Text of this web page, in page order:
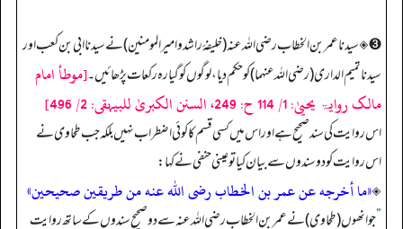
➌ ◈ سیدنا عمر بن الخطاب رضی اللہ عنہ (خلیفۂ راشد و امیر المومنین) نے سیدنا ابی بن کعب اور
سیدنا تمیم الداری (رضی اللہ عنہما) کو حکم دیا، لوگوں کو گیارہ رکعات پڑھائیں۔[موطأ امام
مالک روایۃ یحییٰ: 1/ 114 ح: 249، السنن الکبریٰ للبیہقی: 2/ 496]
اس روایت کی سند صحیح ہے اور اس میں کسی قسم کا کوئی اضطراب نہیں بلکہ جب طحاوی نے
اس روایت کو دو سندوں سے بیان کیا تو عینی حنفی نے کہا:
◈«ما أخرجه عن عمر بن الخطاب رضى الله عنه من طريقين صحيحين»
”جو انھوں (طحاوی) نے عمر بن الخطاب رضی اللہ عنہ سے دو صحیح سندوں کے ساتھ روایت